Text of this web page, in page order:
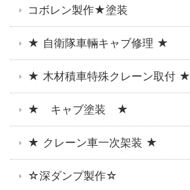
コボレン製作★塗装
★ 自衛隊車輛キャブ修理 ★
★ 木材積車特殊クレーン取付 ★
★ キャブ塗装 ★
★ クレーン車一次架装 ★
☆深ダンプ製作☆